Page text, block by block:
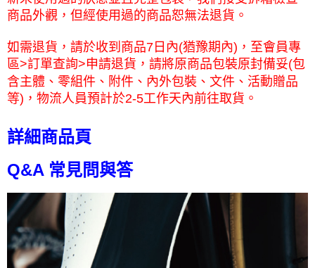
商品外觀，但經使用過的商品恕無法退貨 。
如需退貨，請於收到商品7日內(猶豫期內)，至會員專
區>訂單查詢>申請退貨，請將原商品包裝原封備妥(包
含主體、零組件、附件、內外包裝、文件、活動贈品
等)，物流人員預計於2-5工作天內前往取貨。
詳細商品頁
Q&A 常見問與答